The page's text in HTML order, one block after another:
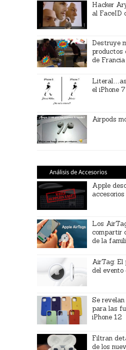
Hacker
al FaceID
Destruye
productos
de Francia
el iPhone 7
Airpods
Análisis de Accesorios
Apple
Los
compartir
de la
AirTag: El
del
Se
para las
iPhone 12
Filtran
de los